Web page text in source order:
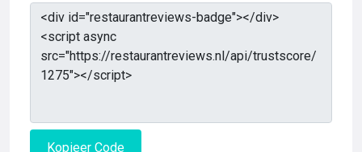
Kopieer Code